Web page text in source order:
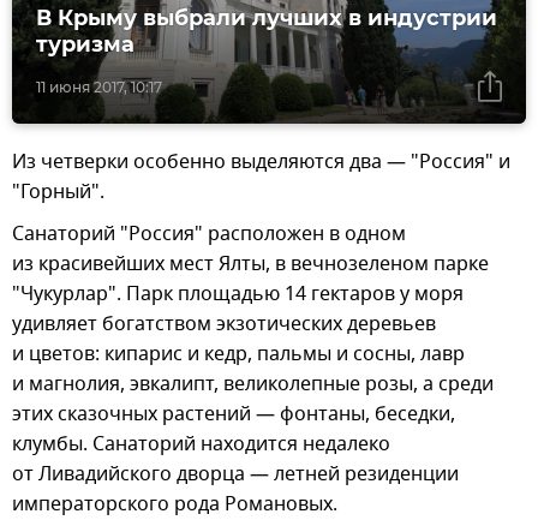
11 июня 2017, 10:17
В Крыму выбрали лучших в индустрии
туризма
Из четверки особенно выделяются два — "Россия" и
"Горный".
Санаторий "Россия" расположен в одном
из красивейших мест Ялты, в вечнозеленом парке
"Чукурлар". Парк площадью 14 гектаров у моря
удивляет богатством экзотических деревьев
и цветов: кипарис и кедр, пальмы и сосны, лавр
и магнолия, эвкалипт, великолепные розы, а среди
этих сказочных растений — фонтаны, беседки,
клумбы. Санаторий находится недалеко
от Ливадийского дворца — летней резиденции
императорского рода Романовых.